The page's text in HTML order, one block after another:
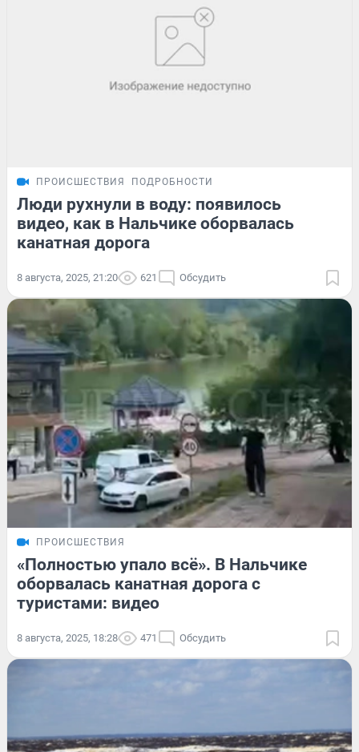
ПРОИСШЕСТВИЯ ПОДРОБНОСТИ
Люди рухнули в воду: появилось
видео, как в Нальчике оборвалась
канатная дорога
8 августа, 2025, 21:20 621 Обсудить
ПРОИСШЕСТВИЯ
«Полностью упало всё». В Нальчике
оборвалась канатная дорога с
туристами: видео
8 августа, 2025, 18:28 471 Обсудить